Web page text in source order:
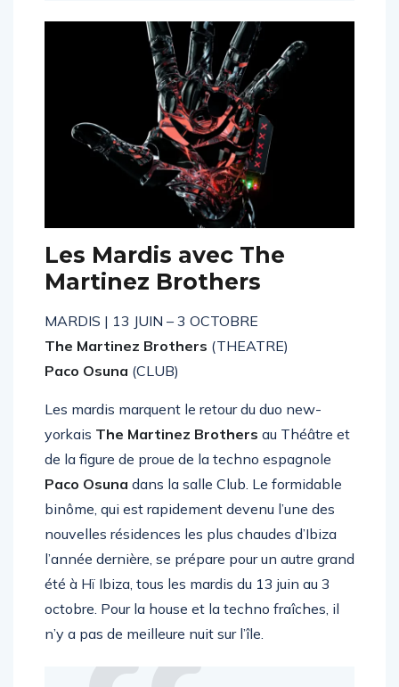
Les Mardis avec The
Martinez Brothers
MARDIS | 13 JUIN – 3 OCTOBRE
The Martinez Brothers (THEATRE)
Paco Osuna (CLUB)
Les mardis marquent le retour du duo new-
yorkais The Martinez Brothers au Théâtre et
de la figure de proue de la techno espagnole
Paco Osuna dans la salle Club. Le formidable
binôme, qui est rapidement devenu l’une des
nouvelles résidences les plus chaudes d’Ibiza
l’année dernière, se prépare pour un autre grand
été à Hï Ibiza, tous les mardis du 13 juin au 3
octobre. Pour la house et la techno fraîches, il
n’y a pas de meilleure nuit sur l’île.